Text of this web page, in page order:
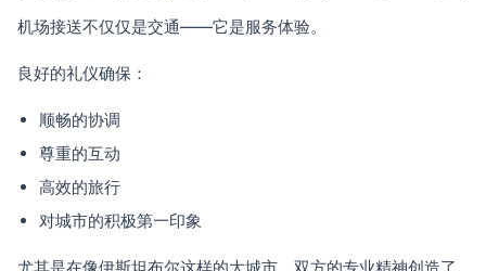
机场接送不仅仅是交通——它是服务体验。
良好的礼仪确保：
顺畅的协调
尊重的互动
高效的旅行
对城市的积极第一印象
尤其是在像伊斯坦布尔这样的大城市，双方的专业精神创造了